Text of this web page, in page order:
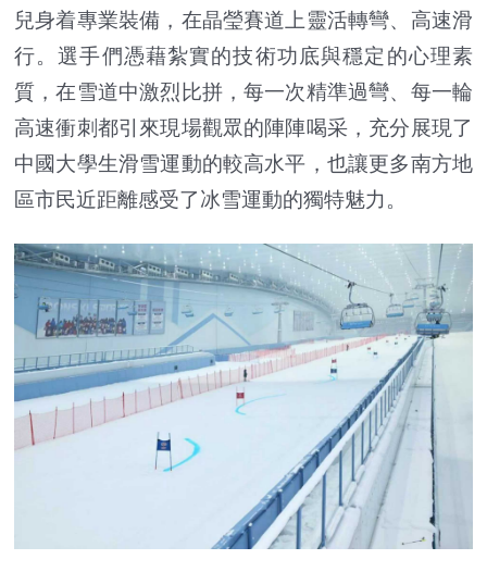
兒身着專業裝備，在晶瑩賽道上靈活轉彎、高速滑
行。選手們憑藉紮實的技術功底與穩定的心理素
質，在雪道中激烈比拼，每一次精準過彎、每一輪
高速衝刺都引來現場觀眾的陣陣喝采，充分展現了
中國大學生滑雪運動的較高水平，也讓更多南方地
區市民近距離感受了冰雪運動的獨特魅力。